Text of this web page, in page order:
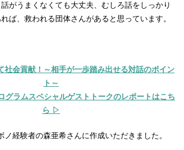
がうまくなくても大丈夫、むしろ話をしっかり
ば、救われる団体さんがあると思っています。
社会貢献！～相手が一歩踏み出せる対話のポイン
ト～
グラムスペシャルゲストトークのレポートはこち
ら ▷
ノ経験者の森亜希さんに作成いただきました。